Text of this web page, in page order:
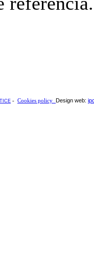
- Cookies policy Design web: